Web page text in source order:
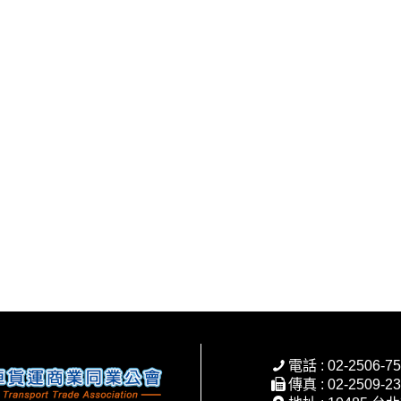
電話 : 02-2506-
傳真 : 02-2509-